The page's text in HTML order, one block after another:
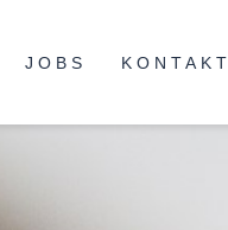
JOBS KONTAKT